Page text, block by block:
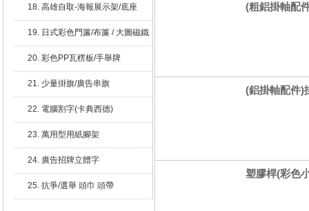
18. 高雄自取-海報展示架/底座
19. 日式彩色門簾/布簾 / 大圖磁鐵
20. 彩色PP瓦楞板/手舉牌
21. 少量掛旗/廣告串旗
22. 電腦割字(卡典西德)
23. 萬用型用紙腳架
24. 廣告招牌立體字
25. 抗爭/選舉 頭巾 頭帶
(粗鋁掛軸配
(鋁掛軸配件)
塑膠桿(彩色